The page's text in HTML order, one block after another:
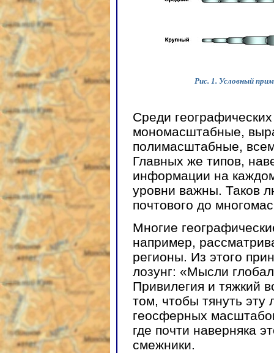
Рис. 1. Условный
Среди
мономасштабные,
полимасштабные,
Главных же типов,
информации на
уровни важны. Таков
почтового до
Многие
например,
регионы. Из этого
лозунг: «Мысли
Привилегия и тяжкий
том, чтобы тянуть эту
геосферных
где почти наверняка
смежники.